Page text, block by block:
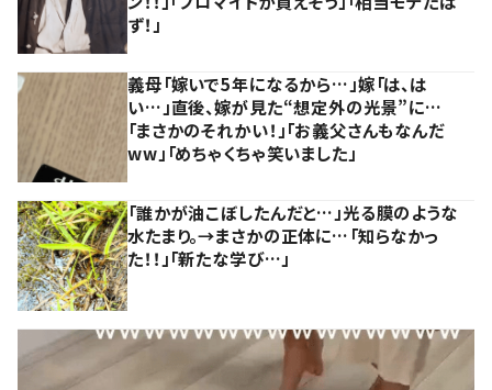
ず！」
義母「嫁いで5年になるから…」嫁「は、は
い…」直後、嫁が見た“想定外の光景”に…
「まさかのそれかい！」「お義父さんもなんだ
ww」「めちゃくちゃ笑いました」
「誰かが油こぼしたんだと…」光る膜のような
水たまり。→まさかの正体に…「知らなかっ
た！！」「新たな学び…」